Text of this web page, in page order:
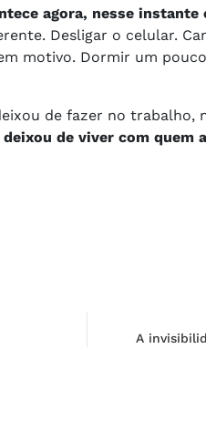
agora, nesse instante
Desligar o celular.
motivo. Dormir um
de fazer no trabalho,
de viver com quem
A